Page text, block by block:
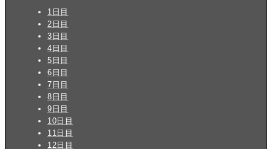
1日目
2日目
3日目
4日目
5日目
6日目
7日目
8日目
9日目
10日目
11日目
12日目